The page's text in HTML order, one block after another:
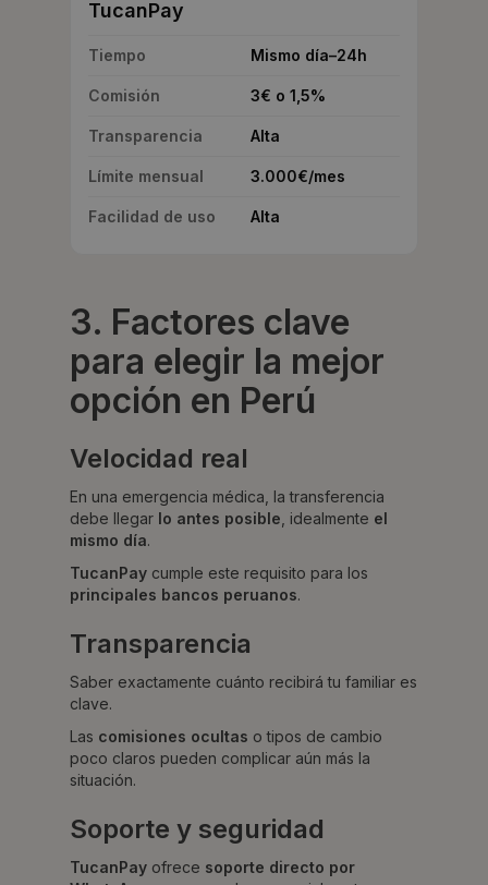
TucanPay
Tiempo Mismo día–24h
Comisión 3€ o 1,5%
Transparencia Alta
Límite mensual 3.000€/mes
Facilidad de uso Alta
3. Factores clave
para elegir la mejor
opción en Perú
Velocidad real
En una emergencia médica, la transferencia
debe llegar lo antes posible , idealmente el
mismo día.
TucanPay cumple este requisito para los
principales bancos peruanos.
Transparencia
Saber exactamente cuánto recibirá tu familiar es
clave.
Las comisiones ocultas o tipos de cambio
poco claros pueden complicar aún más la
situación.
Soporte y seguridad
TucanPay ofrece soporte directo por